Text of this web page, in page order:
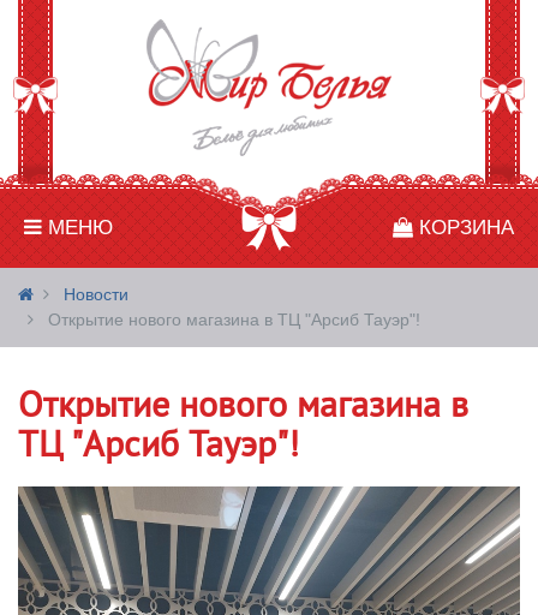
МЕНЮ КОРЗИНА
Новости
Открытие нового магазина в ТЦ "Арсиб Тауэр"!
Открытие нового магазина в
ТЦ "Арсиб Тауэр"!